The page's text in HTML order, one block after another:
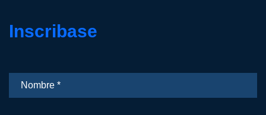
Inscribase